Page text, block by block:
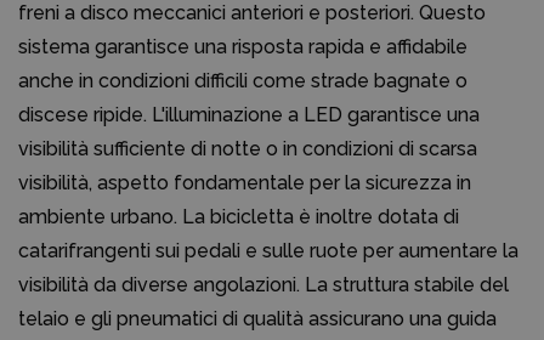
freni a disco meccanici anteriori e posteriori. Questo
sistema garantisce una risposta rapida e affidabile
anche in condizioni difficili come strade bagnate o
discese ripide. L'illuminazione a LED garantisce una
visibilità sufficiente di notte o in condizioni di scarsa
visibilità, aspetto fondamentale per la sicurezza in
ambiente urbano. La bicicletta è inoltre dotata di
catarifrangenti sui pedali e sulle ruote per aumentare la
visibilità da diverse angolazioni. La struttura stabile del
telaio e gli pneumatici di qualità assicurano una guida